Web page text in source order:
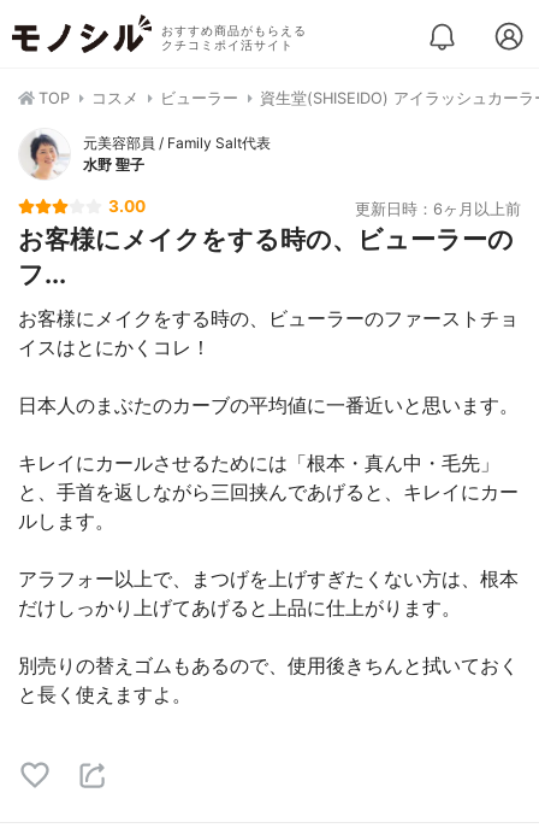
おすすめ商品がもらえる
クチコミポイ活サイト
TOP コスメ ビューラー 資生堂(SHISEIDO) アイラッシュカーラ
元美容部員 / Family Salt代表
水野 聖子
3.00 更新日時：6ヶ月以上前
お客様にメイクをする時の、ビューラーの
フ...
お客様にメイクをする時の、ビューラーのファーストチョ
イスはとにかくコレ！
日本人のまぶたのカーブの平均値に一番近いと思います。
キレイにカールさせるためには「根本・真ん中・毛先」
と、手首を返しながら三回挟んであげると、キレイにカー
ルします。
アラフォー以上で、まつげを上げすぎたくない方は、根本
だけしっかり上げてあげると上品に仕上がります。
別売りの替えゴムもあるので、使用後きちんと拭いておく
と長く使えますよ。